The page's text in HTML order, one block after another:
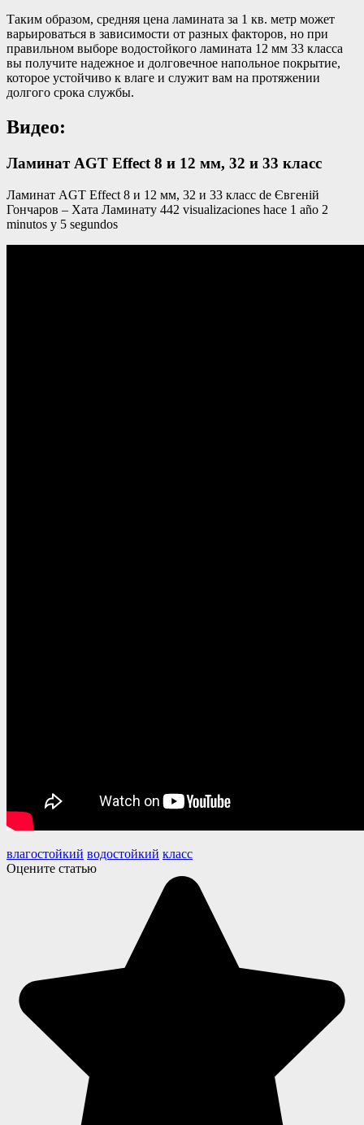
Таким образом, средняя цена ламината за 1 кв. метр может
варьироваться в зависимости от разных факторов, но при
правильном выборе водостойкого ламината 12 мм 33 класса
вы получите надежное и долговечное напольное покрытие,
которое устойчиво к влаге и служит вам на протяжении
долгого срока службы.
Видео:
Ламинат AGT Effect 8 и 12 мм, 32 и 33 класс
Ламинат AGT Effect 8 и 12 мм, 32 и 33 класс de Євгеній
Гончаров – Хата Ламинату 442 visualizaciones hace 1 año 2
minutos y 5 segundos
влагостойкий водостойкий класс
Оцените статью